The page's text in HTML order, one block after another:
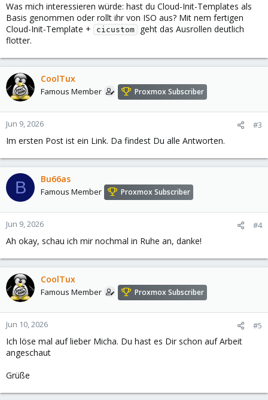
Was mich interessieren würde: hast du Cloud-Init-Templates als
Basis genommen oder rollt ihr von ISO aus? Mit nem fertigen
Cloud-Init-Template +
cicustom
geht das Ausrollen deutlich
flotter.
CoolTux
Famous Member Proxmox Subscriber
Jun 9, 2026 #3
Im ersten Post ist ein Link. Da findest Du alle Antworten.
B Bu66as
Famous Member Proxmox Subscriber
Jun 9, 2026 #4
Ah okay, schau ich mir nochmal in Ruhe an, danke!
CoolTux
Famous Member Proxmox Subscriber
Jun 10, 2026 #5
Ich löse mal auf lieber Micha. Du hast es Dir schon auf Arbeit
angeschaut
Grüße